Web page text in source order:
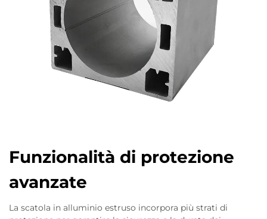
Funzionalità di protezione
avanzate
La scatola in alluminio estruso incorpora più strati di